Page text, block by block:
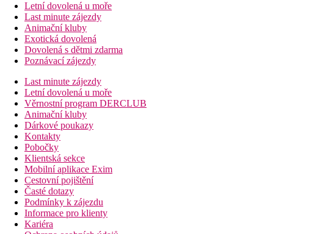
Letní dovolená u moře
Last minute zájezdy
Animační kluby
Exotická dovolená
Dovolená s dětmi zdarma
Poznávací zájezdy
Last minute zájezdy
Letní dovolená u moře
Věrnostní program DERCLUB
Animační kluby
Dárkové poukazy
Kontakty
Pobočky
Klientská sekce
Mobilní aplikace Exim
Cestovní pojištění
Časté dotazy
Podmínky k zájezdu
Informace pro klienty
Kariéra